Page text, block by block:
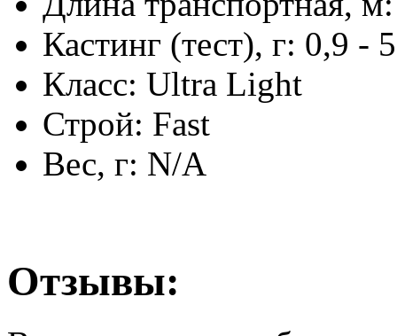
Кастинг (тест), г: 0,9 - 5
Класс: Ultra Light
Строй: Fast
Вес, г: N/A
Отзывы: